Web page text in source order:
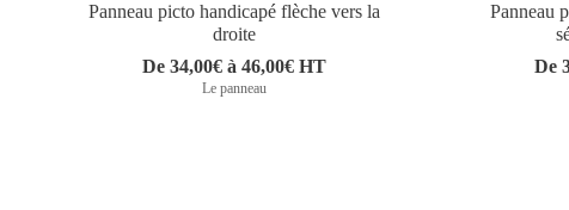
Panneau picto handicapé flèche vers la
droite
De 34,00€ à 46,00€ HT
Le panneau
Panneau
De